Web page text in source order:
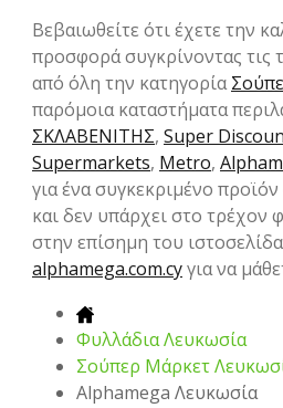
Βεβαιωθείτε ότι έχετε την
προσφορά συγκρίνοντας τις
από όλη την κατηγορία
παρόμοια καταστήματα
ΣΚΛΑΒΕΝΙΤΗΣ, Super
Supermarkets, Metro,
για ένα συγκεκριμένο
και δεν υπάρχει στο τρέχον
στην επίσημη του
alphamega.com.cyγια να
Φυλλάδια Λευκωσία
Σούπερ Μάρκετ
Alphamega Λευκωσία